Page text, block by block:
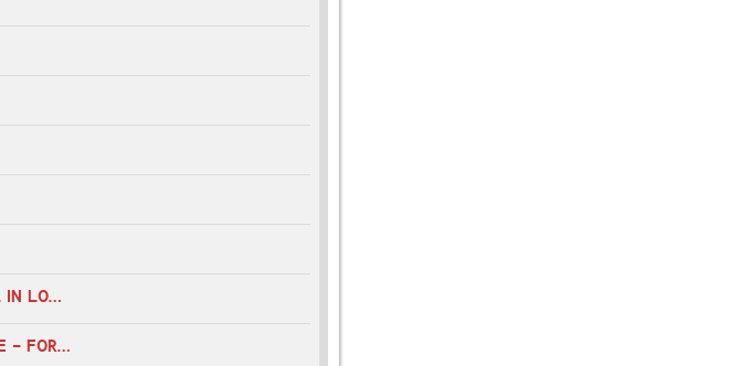
18:21 Uhr - OLIVIA DEAN - SO EASY (TO FALL IN LOVE)
18:55 Uhr - TAYLOR SWIFT UND POST MALONE - FORTNIGHT